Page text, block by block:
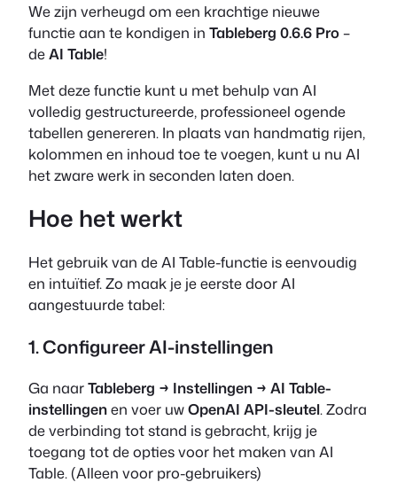
We zijn verheugd om een krachtige nieuwe
functie aan te kondigen in Tableberg 0.6.6 Pro–
deAI Table!
Met deze functie kunt u met behulp van AI
volledig gestructureerde, professioneel ogende
tabellen genereren. In plaats van handmatig rijen,
kolommen en inhoud toe te voegen, kunt u nu AI
het zware werk in seconden laten doen.
Hoe het werkt
Het gebruik van de AI Table-functie is eenvoudig
en intuïtief. Zo maak je je eerste door AI
aangestuurde tabel:
1. Configureer AI-instellingen
Ga naarTableberg → Instellingen → AI Table-
instellingenen voer uwOpenAI API-sleutel. Zodra
de verbinding tot stand is gebracht, krijg je
toegang tot de opties voor het maken van AI
Table.(Alleen voor pro-gebruikers)